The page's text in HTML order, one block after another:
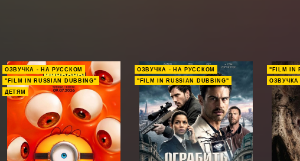
ОЗВУЧКА - НА РУССКОМ
"FILM IN RUSSIAN DUBBING"
ДЕТЯМ
ОЗВУЧКА - НА РУССКОМ
"FILM IN RUSSIAN DUBBING"
"FILM IN